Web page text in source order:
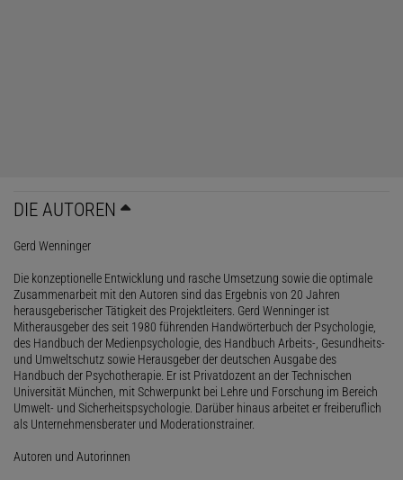
DIE AUTOREN
Gerd Wenninger
Die konzeptionelle Entwicklung und rasche Umsetzung sowie die optimale
Zusammenarbeit mit den Autoren sind das Ergebnis von 20 Jahren
herausgeberischer Tätigkeit des Projektleiters. Gerd Wenninger ist
Mitherausgeber des seit 1980 führenden Handwörterbuch der Psychologie,
des Handbuch der Medienpsychologie, des Handbuch Arbeits-, Gesundheits-
und Umweltschutz sowie Herausgeber der deutschen Ausgabe des
Handbuch der Psychotherapie. Er ist Privatdozent an der Technischen
Universität München, mit Schwerpunkt bei Lehre und Forschung im Bereich
Umwelt- und Sicherheitspsychologie. Darüber hinaus arbeitet er freiberuflich
als Unternehmensberater und Moderationstrainer.
Autoren und Autorinnen